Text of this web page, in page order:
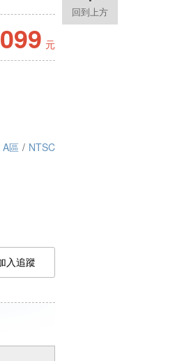
回到上方
元
A區 / NTSC
入追蹤